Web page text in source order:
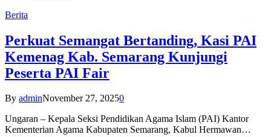
Berita
Perkuat Semangat Bertanding, Kasi PAI
Kemenag Kab. Semarang Kunjungi
Peserta PAI Fair
By adminNovember 27, 20250
Ungaran – Kepala Seksi Pendidikan Agama Islam (PAI) Kantor
Kementerian Agama Kabupaten Semarang, Kabul Hermawan…